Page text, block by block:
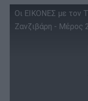
Oι ΕΙΚΟΝΕΣ με τον
Ζανζιβάρη - Μέρος